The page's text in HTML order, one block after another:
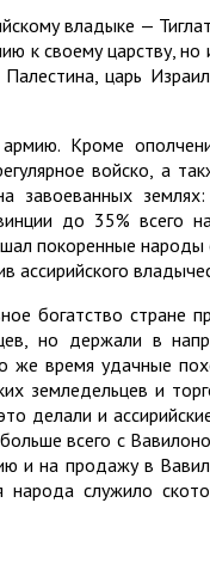
владыке —
к своему царству,
царь
Кроме
войско, а
завоеванных
до 35% всего
покоренные
ассирийского
богатство стране
но держали в
время удачные
земледельцев и
делали и
всего с
и на продажу в
народа служило